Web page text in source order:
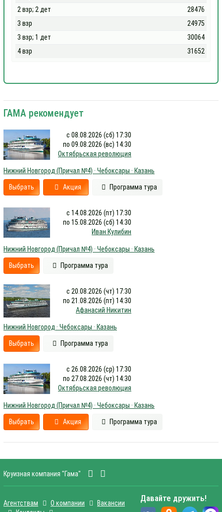
2 взр; 2 дет
28476
3 взр
24975
3 взр; 1 дет
30064
4 взр
31652
ГАМА рекомендует
с 08.08.2026 (сб) 17:30
по 09.08.2026 (вс) 14:30
Октябрьская революция
Нижний Новгород (Причал №4) · Чебоксары · Казань
Выбрать Акция Программа тура
с 14.08.2026 (пт) 17:30
по 15.08.2026 (сб) 14:30
Иван Кулибин
Нижний Новгород (Причал №4) · Чебоксары · Казань
Выбрать Программа тура
с 20.08.2026 (чт) 17:30
по 21.08.2026 (пт) 14:30
Афанасий Никитин
Нижний Новгород · Чебоксары · Казань
Выбрать Программа тура
с 26.08.2026 (ср) 17:30
по 27.08.2026 (чт) 14:30
Октябрьская революция
Нижний Новгород (Причал №4) · Чебоксары · Казань
Выбрать Акция Программа тура
Круизная компания "Гама"
Агентствам О компании
Вакансии
Давайте дружить!